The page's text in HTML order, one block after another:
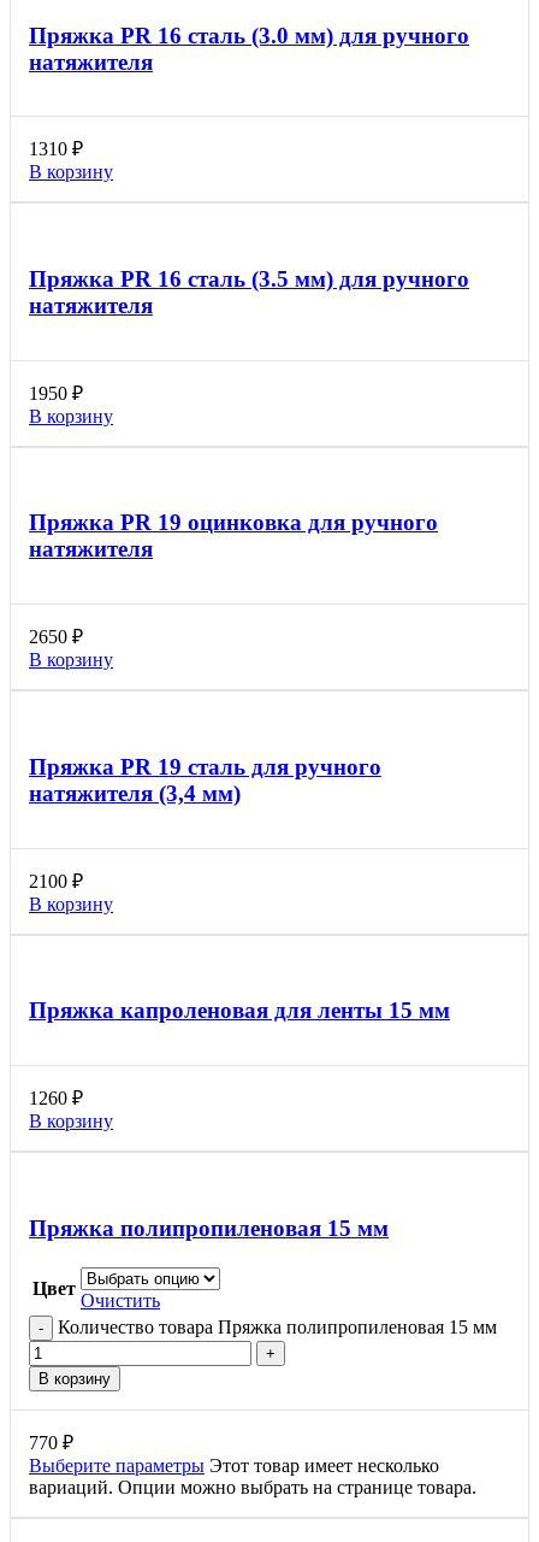
Пряжка PR 16 сталь (3.0 мм) для ручного
натяжителя
1310 ₽
В корзину
Пряжка PR 16 сталь (3.5 мм) для ручного
натяжителя
1950 ₽
В корзину
Пряжка PR 19 оцинковка для ручного
натяжителя
2650 ₽
В корзину
Пряжка PR 19 сталь для ручного
натяжителя (3,4 мм)
2100 ₽
В корзину
Пряжка капроленовая для ленты 15 мм
1260 ₽
В корзину
Пряжка полипропиленовая 15 мм
Цвет
Очистить
Количество товара Пряжка полипропиленовая 15 мм
В корзину
770 ₽
Выберите параметры Этот товар имеет несколько
вариаций. Опции можно выбрать на странице товара.